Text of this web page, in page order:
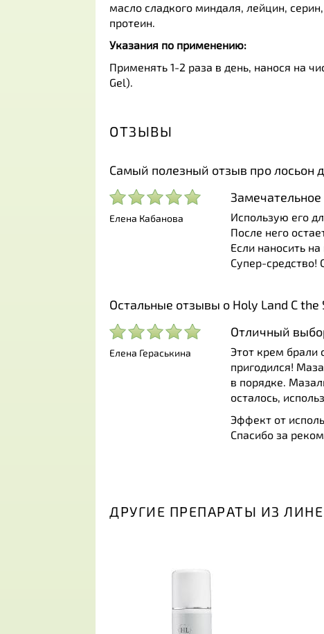
масло сладкого миндаля, лейцин,
протеин.
Указания по применению:
Применять 1-2 раза в день, нанося на
Gel).
ОТЗЫВЫ
Самый полезный отзыв про лосьон
Елена Кабанова
Использую его
После него
Если наносить
Супер-средство!
Остальные отзывы о Holy Land C the
Елена Гераськина
Отличный
Этот крем брали
пригодился!
в порядке.
осталось,
Эффект от
Спасибо за
ДРУГИЕ ПРЕПАРАТЫ ИЗ